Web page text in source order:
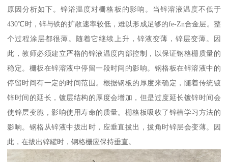
原因分析如下。锌浴温度对栅格板的影响。当锌溶液温度不低于
430℃时，锌与铁的扩散速率较低，难以形成足够的fe-Zn合金层。整
个过程涂层都很薄。随着它继续上升，锌液变薄，锌层变薄。因
此，教师必须建立严格的锌液温度内部控制，以保证钢格栅质量的
稳定。栅板在锌溶液中停留一段时间的影响。钢格板在锌溶液中的
停留时间有一定的时间范围。根据钢板的厚度来确定，随着传统镀
锌时间的延长，镀层结构的厚度会增加，但是过度延长镀锌时间会
使锌层变脆，影响使用寿命的质量。栅格板吸收了锌槽学习方法的
影响。钢格从锌液中拔出时，应垂直拔出，拔角时锌层会变薄。因
此，在拔出锌罐时，钢格栅应保持垂直。